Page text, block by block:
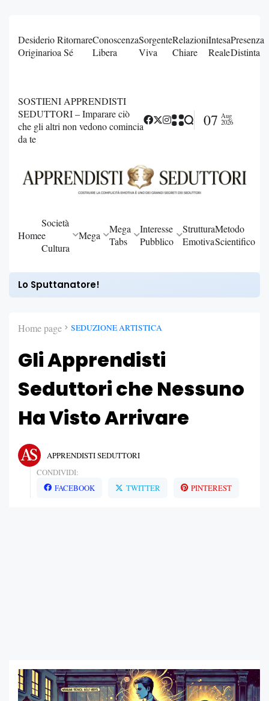
Desiderio
Originario
Ritornare
a Sé
Conoscenza
Libera
Sorgente
Viva
Relazioni
Chiare
Intesa
Reale
Presenza
Distinta
SOSTIENI APPRENDISTI
SEDUTTORI – Imparare ciò
che gli altri non vedono comincia
da te
07 Aug
2026
Home
Società
e
Cultura
Mega
Mega
Tabs
Interesse
Pubblico
Struttura
Emotiva
Metodo
Scientifico
Lo Sputtanatore!
Home page SEDUZIONE ARTISTICA
Gli Apprendisti
Seduttori che Nessuno
Ha Visto Arrivare
APPRENDISTI SEDUTTORI
CONDIVIDI:
FACEBOOK
TWITTER PINTEREST